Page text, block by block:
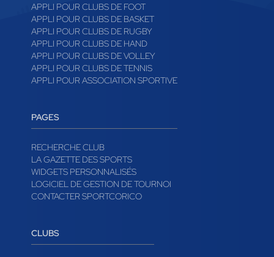
APPLI POUR CLUBS DE FOOT
APPLI POUR CLUBS DE BASKET
APPLI POUR CLUBS DE RUGBY
APPLI POUR CLUBS DE HAND
APPLI POUR CLUBS DE VOLLEY
APPLI POUR CLUBS DE TENNIS
APPLI POUR ASSOCIATION SPORTIVE
PAGES
RECHERCHE CLUB
LA GAZETTE DES SPORTS
WIDGETS PERSONNALISÉS
LOGICIEL DE GESTION DE TOURNOI
CONTACTER SPORTCORICO
CLUBS